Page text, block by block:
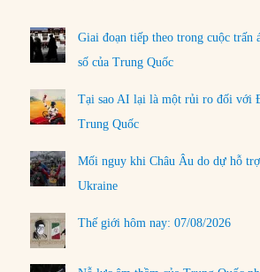
Giai đoạn tiếp theo trong cuộc trấn
số của Trung Quốc
Tại sao AI lại là một rủi ro đối với
Trung Quốc
Mối nguy khi Châu Âu do dự hỗ
Ukraine
Thế giới hôm nay: 07/08/2026